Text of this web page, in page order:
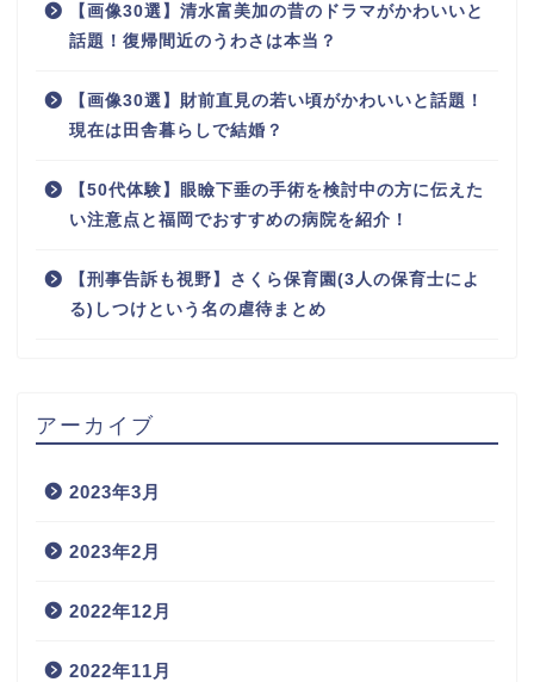
【画像30選】清水富美加の昔のドラマがかわいいと
話題！復帰間近のうわさは本当？
【画像30選】財前直見の若い頃がかわいいと話題！
現在は田舎暮らしで結婚？
【50代体験】眼瞼下垂の手術を検討中の方に伝えた
い注意点と福岡でおすすめの病院を紹介！
【刑事告訴も視野】さくら保育園(3人の保育士によ
る)しつけという名の虐待まとめ
アーカイブ
2023年3月
2023年2月
2022年12月
2022年11月